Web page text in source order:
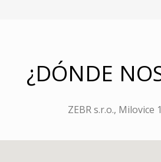
¿DÓNDE
ZEBR s.r.o., Milovice